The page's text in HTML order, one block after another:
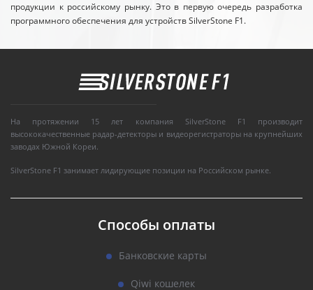
продукции к российскому рынку. Это в первую очередь разработка
программного обеспечения для устройств SilverStone F1.
На протяжении 15 лет компания SilverStone F1 производит
высококачественные радар-детекторы и видеорегистраторы на крупнейших
заводах Южной Кореи.
SilverStone F1 занимает лидирующие позиции на Российском рынке.
Способы оплаты
Банковские карты
Qiwi кошелек